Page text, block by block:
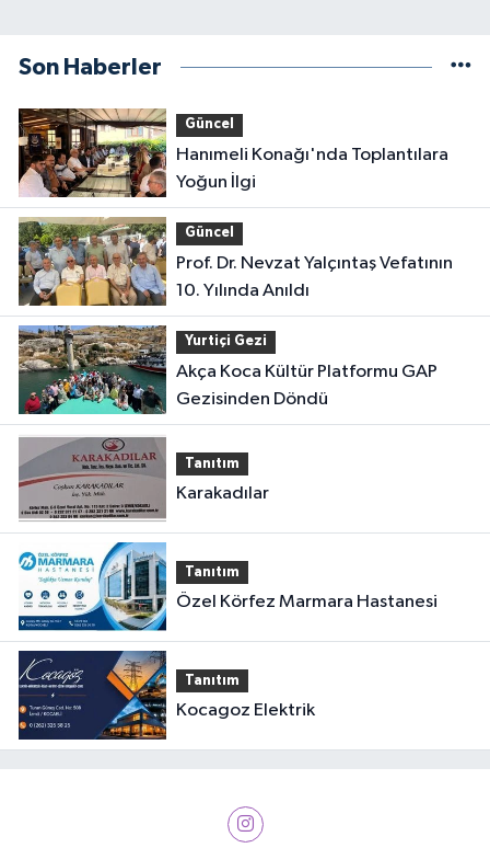
Son Haberler
Güncel
Hanımeli Konağı'nda Toplantılara
Yoğun İlgi
Güncel
Prof. Dr. Nevzat Yalçıntaş Vefatının
10. Yılında Anıldı
Yurtiçi Gezi
Akça Koca Kültür Platformu GAP
Gezisinden Döndü
Tanıtım
Karakadılar
Tanıtım
Özel Körfez Marmara Hastanesi
Tanıtım
Kocagoz Elektrik